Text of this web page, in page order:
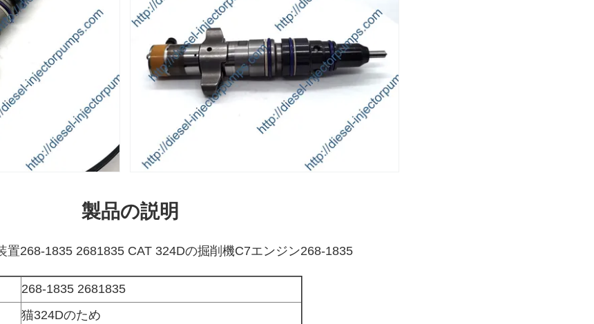
製品の説明
置268-1835 2681835 CAT 324Dの掘削機C7エンジン268-1835
268-1835 2681835
猫324Dのため